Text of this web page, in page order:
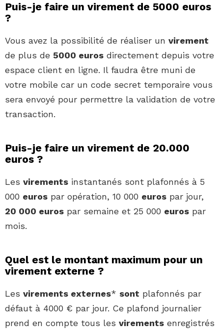
Puis-je faire un virement de 5000 euros
?
Vous avez la possibilité de réaliser un virement
de plus de 5000 euros directement depuis votre
espace client en ligne. Il faudra être muni de
votre mobile car un code secret temporaire vous
sera envoyé pour permettre la validation de votre
transaction.
Puis-je faire un virement de 20.000
euros ?
Les virements instantanés sont plafonnés à 5
000 euros par opération, 10 000 euros par jour,
20 000 euros par semaine et 25 000 euros par
mois.
Quel est le montant maximum pour un
virement externe ?
Les virements externes* sont plafonnés par
défaut à 4000 € par jour. Ce plafond journalier
prend en compte tous les virements enregistrés